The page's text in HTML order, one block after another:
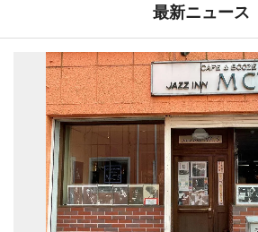
最新ニュース